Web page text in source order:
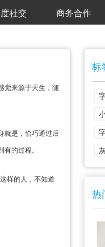
社交 商务合作
觉来源于天生，随
就是，恰巧通过后
的过程。
样的人，不知道
标
热